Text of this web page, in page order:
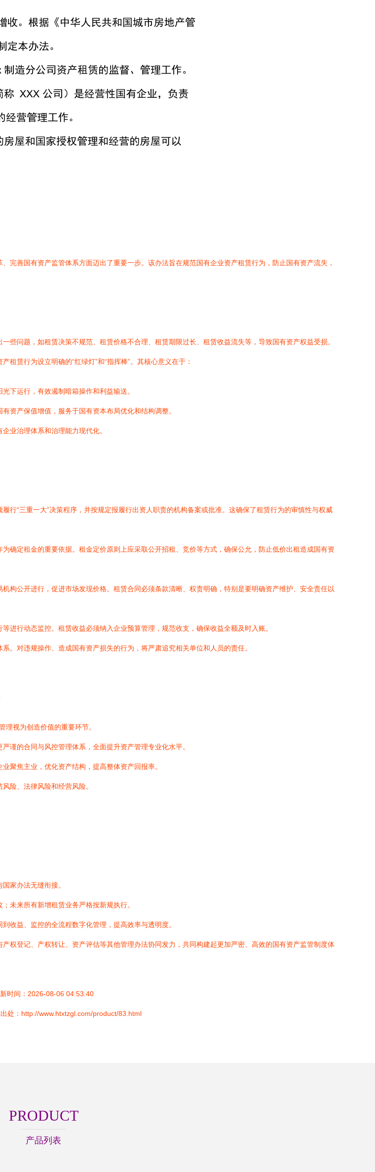
完善国有资产监管体系方面迈出了重要一步。该办法旨在规范国有企业资产租赁行为，防止国有资产流失，
些问题，如租赁决策不规范、租赁价格不合理、租赁期限过长、租赁收益流失等，导致国有资产权益受损。
租赁行为设立明确的“红绿灯”和“指挥棒”。其核心意义在于：
下运行，有效遏制暗箱操作和利益输送。
资产保值增值，服务于国有资本布局优化和结构调整。
业治理体系和治理能力现代化。
行“三重一大”决策程序，并按规定报履行出资人职责的机构备案或批准。这确保了租赁行为的审慎性与权威
确定租金的重要依据。租金定价原则上应采取公开招租、竞价等方式，确保公允，防止低价出租造成国有资
构公开进行，促进市场发现价格。租赁合同必须条款清晰、权责明确，特别是要明确资产维护、安全责任以
进行动态监控。租赁收益必须纳入企业预算管理，规范收支，确保收益全额及时入账。
。对违规操作、造成国有资产损失的行为，将严肃追究相关单位和人员的责任。
理视为创造价值的重要环节。
谨的合同与风控管理体系，全面提升资产管理专业化水平。
聚焦主业，优化资产结构，提高整体资产回报率。
险、法律风险和经营风险。
家办法无缝衔接。
未来所有新增租赁业务严格按新规执行。
收益、监控的全流程数字化管理，提高效率与透明度。
权登记、产权转让、资产评估等其他管理办法协同发力，共同构建起更加严密、高效的国有资产监管制度体
时间：2026-08-06 04:53:40
处：http://www.htxtzgl.com/product/83.html
PRODUCT
产品列表